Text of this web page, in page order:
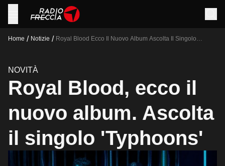
Home / Notizie / Royal Blood Ecco Il Nuovo Album Ascolta Il Singolo
NOVITÀ
Royal Blood, ecco il
nuovo album. Ascolta
il singolo 'Typhoons'